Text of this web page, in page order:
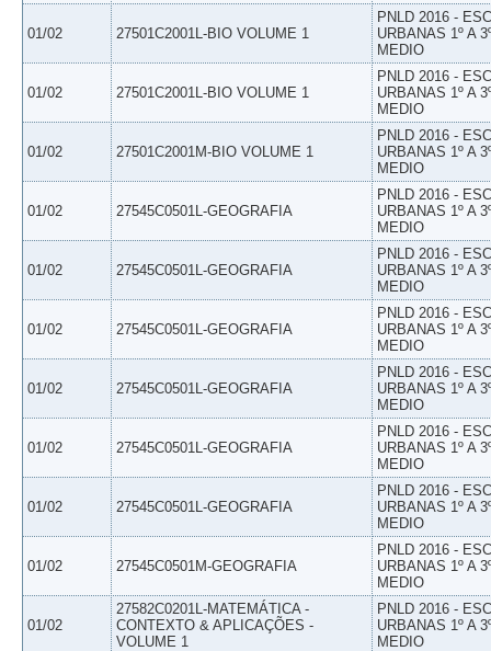
01/02 27501C2001L-BIO VOLUME 1
PNLD 2016 -
URBANAS 1º A
MEDIO
01/02 27501C2001L-BIO VOLUME 1
PNLD 2016 -
URBANAS 1º A
MEDIO
01/02 27501C2001M-BIO VOLUME 1
PNLD 2016 -
URBANAS 1º A
MEDIO
01/02 27545C0501L-GEOGRAFIA
PNLD 2016 -
URBANAS 1º A
MEDIO
01/02 27545C0501L-GEOGRAFIA
PNLD 2016 -
URBANAS 1º A
MEDIO
01/02 27545C0501L-GEOGRAFIA
PNLD 2016 -
URBANAS 1º A
MEDIO
01/02 27545C0501L-GEOGRAFIA
PNLD 2016 -
URBANAS 1º A
MEDIO
01/02 27545C0501L-GEOGRAFIA
PNLD 2016 -
URBANAS 1º A
MEDIO
01/02 27545C0501L-GEOGRAFIA
PNLD 2016 -
URBANAS 1º A
MEDIO
01/02 27545C0501M-GEOGRAFIA
PNLD 2016 -
URBANAS 1º A
MEDIO
01/02
27582C0201L-MATEMÁTICA -
CONTEXTO & APLICAÇÕES -
VOLUME 1
PNLD 2016 -
URBANAS 1º A
MEDIO